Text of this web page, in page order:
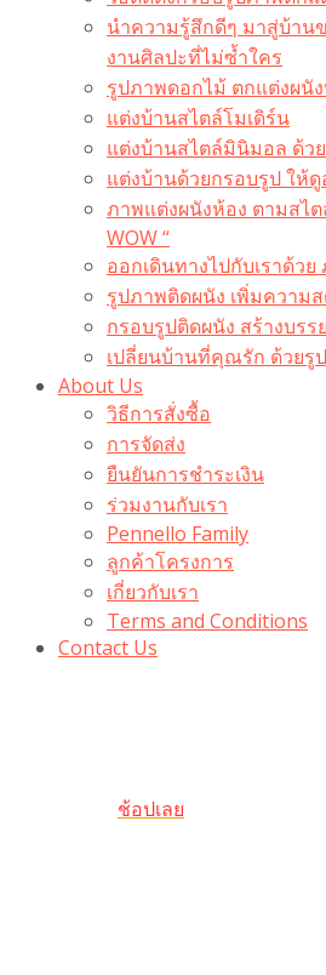
นำความรู้สึกดีๆ มาสู่บ้าน
งานศิลปะที่ไม่ซ้ำใคร
รูปภาพดอกไม้ ตกแต่งผนั
แต่งบ้านสไตล์โมเดิร์น
แต่งบ้านสไตล์มินิมอล ด้ว
แต่งบ้านด้วยกรอบรูป ให้
ภาพแต่งผนังห้อง ตามสไ
WOW “
ออกเดินทางไปกับเราด้วย
รูปภาพติดผนัง เพิ่มควา
กรอบรูปติดผนัง สร้างบร
เปลี่ยนบ้านที่คุณรัก ด้วย
About Us
วิธีการสั่งซื้อ
การจัดส่ง
ยืนยันการชำระเงิน
ร่วมงานกับเรา
Pennello Family
ลูกค้าโครงการ
เกี่ยวกับเรา
Terms and Conditions
Contact Us
ช้อปเลย